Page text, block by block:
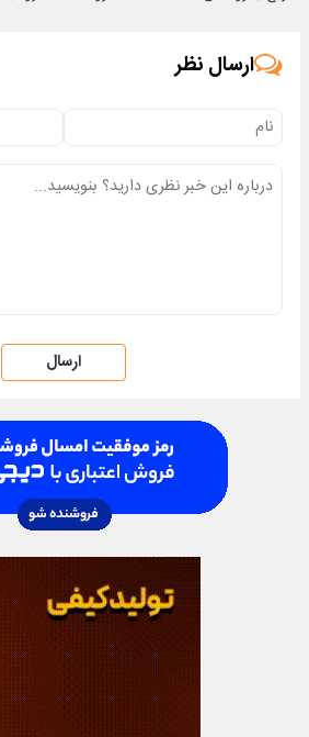
ارسال نظر
ارسال